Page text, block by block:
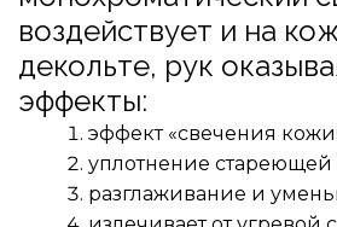
воздействует и на
декольте, рук
эффекты:
эффект «свечения
уплотнение стареющей
разглаживание и